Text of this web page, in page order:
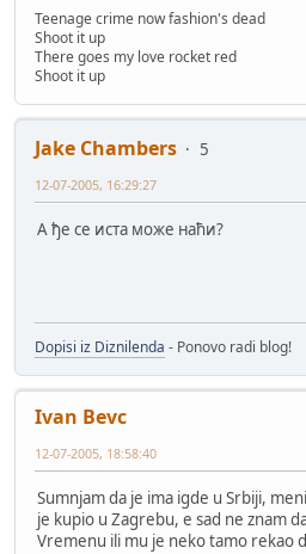
Teenage crime now fashion's dead
Shoot it up
There goes my love rocket red
Shoot it up
Jake Chambers
5
12-07-2005, 16:29:27
A ђе се иста може наћи?
Dopisi iz Diznilenda - Ponovo radi blog!
Ivan Bevc
12-07-2005, 18:58:40
Sumnjam da je ima igde u Srbiji,
je kupio u Zagrebu, e sad ne znam
Vremenu ili mu je neko tamo rekao